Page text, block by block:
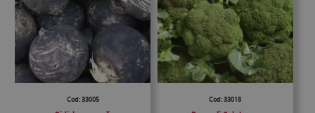
Cod: 33005 Cod: 33018